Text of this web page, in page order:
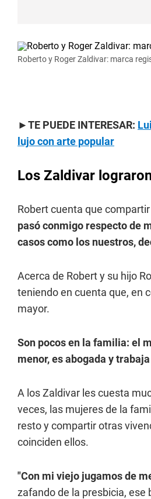
Roberto y Roger Zaldivar: marca
►TE PUEDE INTERESAR:
lujo con arte popular
Los Zaldivar
Robert cuenta que
pasó conmigo respecto de
casos como los nuestros,
Acerca de Robert y su hijo
teniendo en cuenta que, en
mayor.
Son pocos en la familia: el
menor, es abogada y
A los Zaldivar les cuesta
veces, las mujeres de la
resto y compartir otras
coinciden ellos.
"Con mi viejo jugamos de
zafando de la presbicia, ese